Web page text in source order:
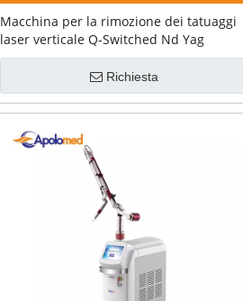
Macchina per la rimozione dei tatuaggi
laser verticale Q-Switched Nd Yag
Richiesta